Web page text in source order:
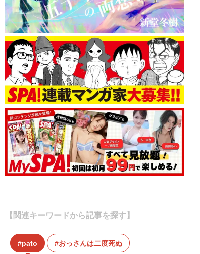
【関連キーワードから記事を探す】
pato おっさんは二度死ぬ